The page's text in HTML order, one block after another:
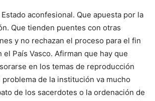
aconfesional. Que apuesta por la
Que tienden puentes con otras
y no rechazan el proceso para el fin
el País Vasco. Afirman que hay que
en los temas de reproducción
problema de la institución va mucho
de los sacerdotes o la ordenación de